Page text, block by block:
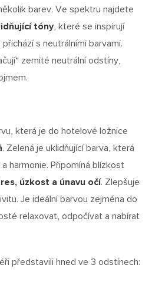
barev. Ve spektru najdete
tóny, které se inspirují
s neutrálními barvami.
zemité neutrální odstíny,
která je do hotelové ložnice
. Zelená je uklidňující barva, která
harmonie. Připomíná blízkost
úzkost a únavu očí. Zlepšuje
Je ideální barvou zejména do
relaxovat, odpočívat a nabírat
představili hned ve 3 odstínech: